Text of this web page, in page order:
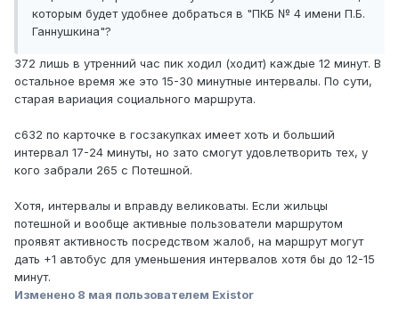
которым будет удобнее добраться в "ПКБ № 4 имени П.Б.
Ганнушкина"?
372 лишь в утренний час пик ходил (ходит) каждые 12 минут. В
остальное время же это 15-30 минутные интервалы. По сути,
старая вариация социального маршрута.
с632 по карточке в госзакупках имеет хоть и больший
интервал 17-24 минуты, но зато смогут удовлетворить тех, у
кого забрали 265 с Потешной.
Хотя, интервалы и вправду великоваты. Если жильцы
потешной и вообще активные пользователи маршрутом
проявят активность посредством жалоб, на маршрут могут
дать +1 автобус для уменьшения интервалов хотя бы до 12-15
минут.
Изменено 8 мая пользователем Existor